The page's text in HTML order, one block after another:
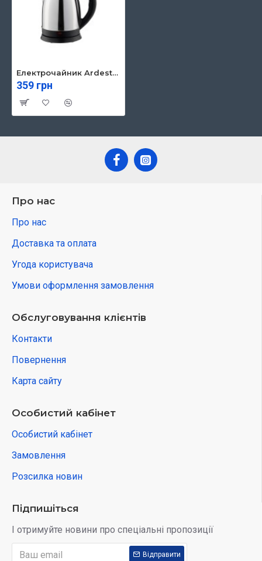
Електрочайник Ardesto EKL-T30
359 грн
Про нас
Про нас
Доставка та оплата
Угода користувача
Умови оформлення замовлення
Обслуговування клієнтів
Контакти
Повернення
Карта сайту
Особистий кабінет
Особистий кабінет
Замовлення
Розсилка новин
Підпишіться
І отримуйте новини про спеціальні пропозиції
Відправити